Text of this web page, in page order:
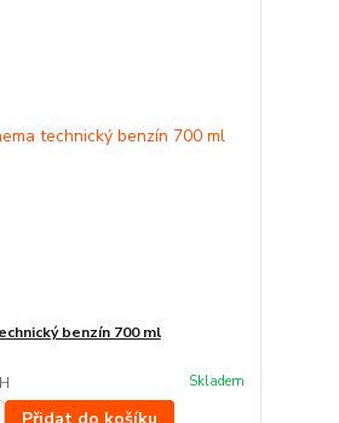
benzín 700 ml
Skladem